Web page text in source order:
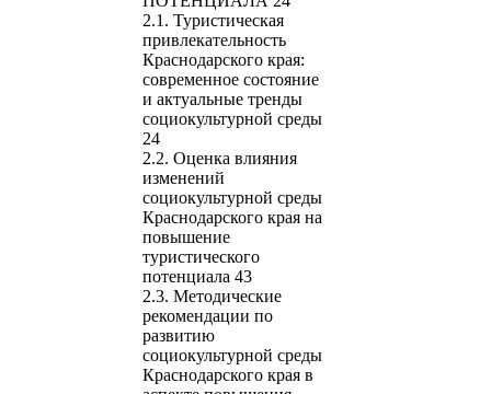
2.1. Туристическая
привлекательность
Краснодарского края:
современное состояние
и актуальные тренды
социокультурной среды
24
2.2. Оценка влияния
изменений
социокультурной среды
Краснодарского края на
повышение
туристического
потенциала 43
2.3. Методические
рекомендации по
развитию
социокультурной среды
Краснодарского края в